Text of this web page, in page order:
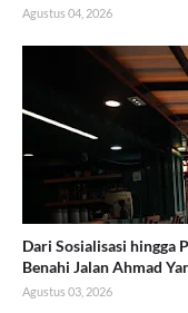
Agustus 04, 2026
Dari Sosialisasi hingga
Benahi Jalan Ahmad
Agustus 03, 2026